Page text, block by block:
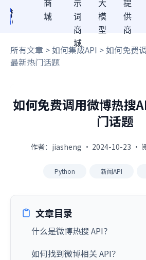
商
城
示
词
商
城
大
模
型
提
供
商
所有文章 >如何集成API > 如何免费
最新热门话题
如何免费调用微博热搜
门话题
作者：jiasheng · 2024-10-23 ·
Python 新闻API
文章目录
什么是微博热搜 API？
如何找到微博相关 API？